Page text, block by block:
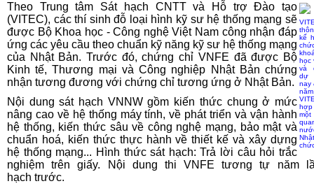
kế
học
và
dự
nay
Theo Trung tâm Sát hạch CNTT và Hỗ trợ Đào tạo
(VITEC), các thí sinh đỗ loại hình kỹ sư hệ thống mạng sẽ
được Bộ Khoa học - Công nghệ Việt Nam công nhận đáp
ứng các yêu cầu theo chuẩn kỹ năng kỹ sư hệ thống mạng
của Nhật Bản. Trước đó, chứng chỉ VNFE đã được Bộ
Kinh tế, Thương mại và Công nghiệp Nhật Bản chứng
nhận tương đương với chứng chỉ tương ứng ở Nhật Bản.
Nội dung sát hạch VNNW gồm kiến thức chung ở mức
nâng cao về hệ thống máy tính, về phát triển và vận hành
hệ thống, kiến thức sâu về công nghệ mạng, bảo mật và
chuẩn hoá, kiến thức thực hành về thiết kế và xây dựng
hệ thống mạng... Hình thức sát hạch: Trả lời câu hỏi trắc
nghiệm trên giấy. Nội dung thi VNFE tương tự năm
hạch trước.